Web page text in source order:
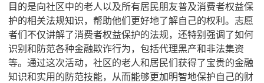
目的是向社区中的老人以及所有居民朋友普及消费者权益保
护的相关法规知识，帮助他们更好地了解自己的权利。志愿
者们不仅讲解了消费者权益保护的法规，还特别强调了如何
识别和防范各种金融欺诈行为，包括代理黑产和非法集资
等。通过这次活动，社区的老人和居民们获得了宝贵的金融
知识和实用的防范技能，从而能够更加明智地保护自己的财